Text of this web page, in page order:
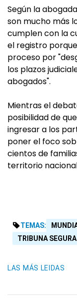
Según la
son mucho más
cumplen con la
el registro
proceso por
los plazos
abogados".
Mientras el
posibilidad de
ingresar a los
poner el foco
cientos de
territorio
TEMAS:
TRIBUNA SEGURA
LAS MÁS LEIDAS